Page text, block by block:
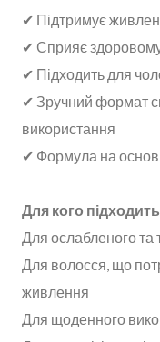
✔ Підтримує
✔ Сприяє
✔ Підходить для
✔ Зручний формат
використання
✔ Формула на
Для кого
Для ослабленого та
Для волосся, що
живлення
Для щоденного